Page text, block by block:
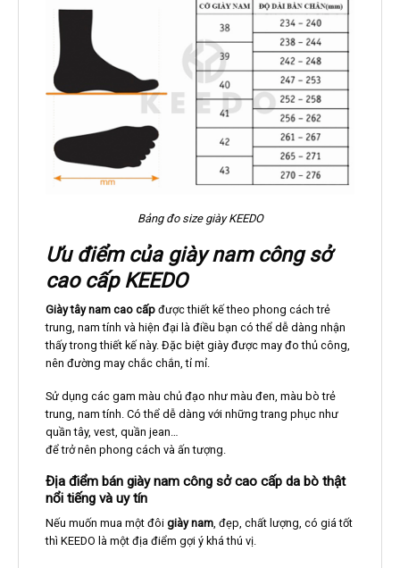
Bảng đo size giày KEEDO
Ưu điểm của giày nam công sở
cao cấp KEEDO
Giày tây nam cao cấpđược thiết kế theo phong cách trẻ
trung, nam tính và hiện đại là điều bạn có thể dễ dàng nhận
thấy trong thiết kế này. Đặc biệt giày được may đo thủ công,
nên đường may chắc chắn, tỉ mỉ.
Sử dụng các gam màu chủ đạo như màu đen, màu bò trẻ
trung, nam tính. Có thể dễ dàng với những trang phục như
quần tây, vest, quần jean…
để trở nên phong cách và ấn tượng.
Địa điểm bán giày nam công sở cao cấp da bò thật
nổi tiếng và uy tín
Nếu muốn mua một đôi giày nam, đẹp, chất lượng, có giá tốt
thì KEEDO là một địa điểm gợi ý khá thú vị.